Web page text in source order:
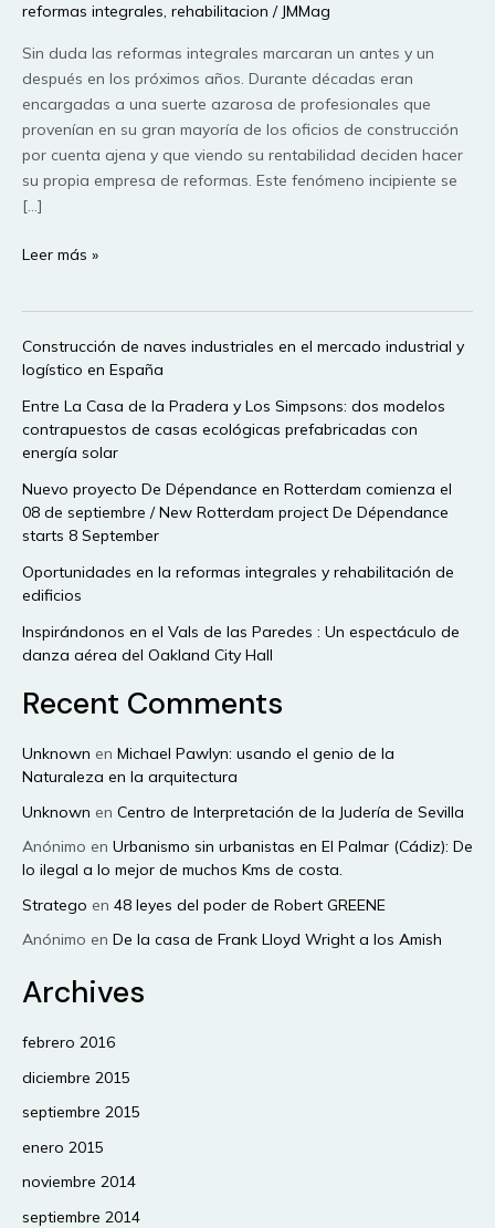
reformas integrales, rehabilitacion / JMMag
Sin duda las reformas integrales marcaran un antes y un
después en los próximos años. Durante décadas eran
encargadas a una suerte azarosa de profesionales que
provenían en su gran mayoría de los oficios de construcción
por cuenta ajena y que viendo su rentabilidad deciden hacer
su propia empresa de reformas. Este fenómeno incipiente se
[…]
Oportunidades
integrales
y
rehabilitación
de
edificios
Leer más »
Construcción de naves industriales en el mercado industrial y
logístico en España
Entre La Casa de la Pradera y Los Simpsons: dos modelos
contrapuestos de casas ecológicas prefabricadas con
energía solar
Nuevo proyecto De Dépendance en Rotterdam comienza el
08 de septiembre / New Rotterdam project De Dépendance
starts 8 September
Oportunidades en la reformas integrales y rehabilitación de
edificios
Inspirándonos en el Vals de las Paredes : Un espectáculo de
danza aérea del Oakland City Hall
Recent Comments
Unknown en Michael Pawlyn: usando el genio de la
Naturaleza en la arquitectura
Unknown en Centro de Interpretación de la Judería de Sevilla
Anónimo en Urbanismo sin urbanistas en El Palmar (Cádiz): De
lo ilegal a lo mejor de muchos Kms de costa.
Stratego en 48 leyes del poder de Robert GREENE
Anónimo en De la casa de Frank Lloyd Wright a los Amish
Archives
febrero 2016
diciembre 2015
septiembre 2015
enero 2015
noviembre 2014
septiembre 2014